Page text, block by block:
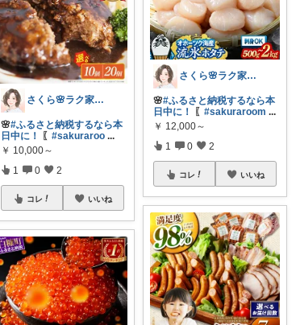
さくら🌸ラク家事&便利な生活雑貨🏠️
🌸#ふるさと納税するなら本
日中に！
〖#sakuraroo ...
￥ 10,000～
1 0 2
コレ いいね
さくら🌸ラク家事&便利な生活雑貨🏠️
🌸#ふるさと納税するなら本
日中に！
〖#sakuraroom ...
￥ 12,000～
1 0 2
コレ いいね